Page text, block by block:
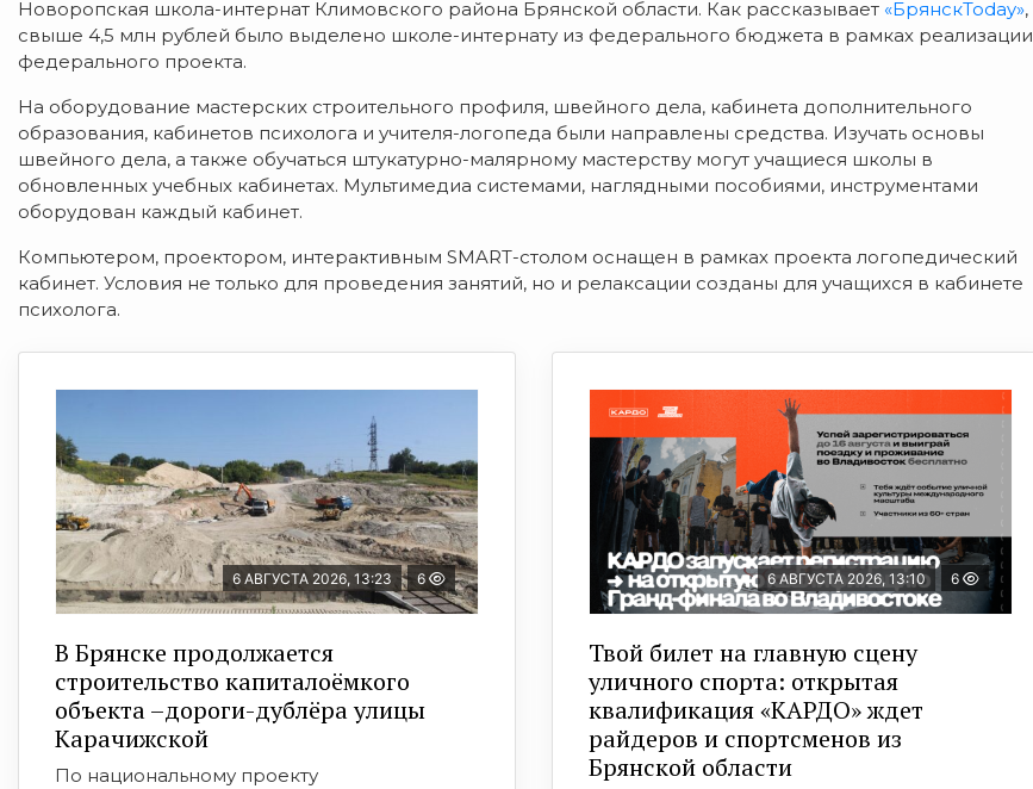
Новоропская школа-интернат Климовского района Брянской области. Как рассказывает «БрянскToday»,
свыше 4,5 млн рублей было выделено школе-интернату из федерального бюджета в рамках реализации
федерального проекта.
На оборудование мастерских строительного профиля, швейного дела, кабинета дополнительного
образования, кабинетов психолога и учителя-логопеда были направлены средства. Изучать основы
швейного дела, а также обучаться штукатурно-малярному мастерству могут учащиеся школы в
обновленных учебных кабинетах. Мультимедиа системами, наглядными пособиями, инструментами
оборудован каждый кабинет.
Компьютером, проектором, интерактивным SMART-столом оснащен в рамках проекта логопедический
кабинет. Условия не только для проведения занятий, но и релаксации созданы для учащихся в кабинете
психолога.
6 АВГУСТА 2026, 13:23 6
В Брянске продолжается
строительство капиталоёмкого
объекта –дороги-дублёра улицы
Карачижской
По национальному проекту
6 АВГУСТА 2026, 13:10 6
Твой билет на главную сцену
уличного спорта: открытая
квалификация «КАРДО» ждет
райдеров и спортсменов из
Брянской области